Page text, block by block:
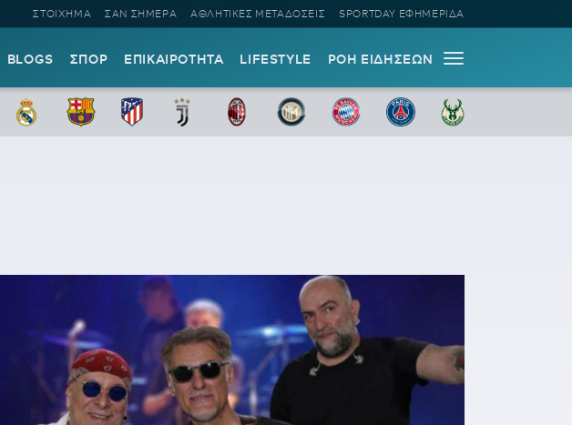
ΣΤΟΙΧΗΜΑ ΣΑΝ ΣΗΜΕΡΑ ΑΘΛΗΤΙΚΕΣ ΜΕΤΑΔΟΣΕΙΣ SPORTDAY ΕΦΗΜΕΡΙΔΑ
BLOGS ΣΠΟΡ ΕΠΙΚΑΙΡΟΤΗΤΑ LIFESTYLE ΡΟΗ ΕΙΔΗΣΕΩΝ